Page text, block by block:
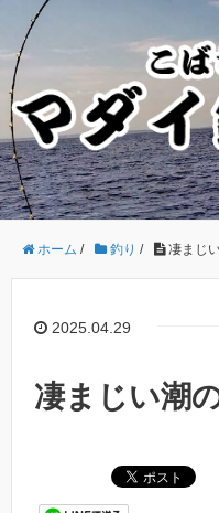
ホーム / 釣り / 凄まじ
2025.04.29
凄まじい潮